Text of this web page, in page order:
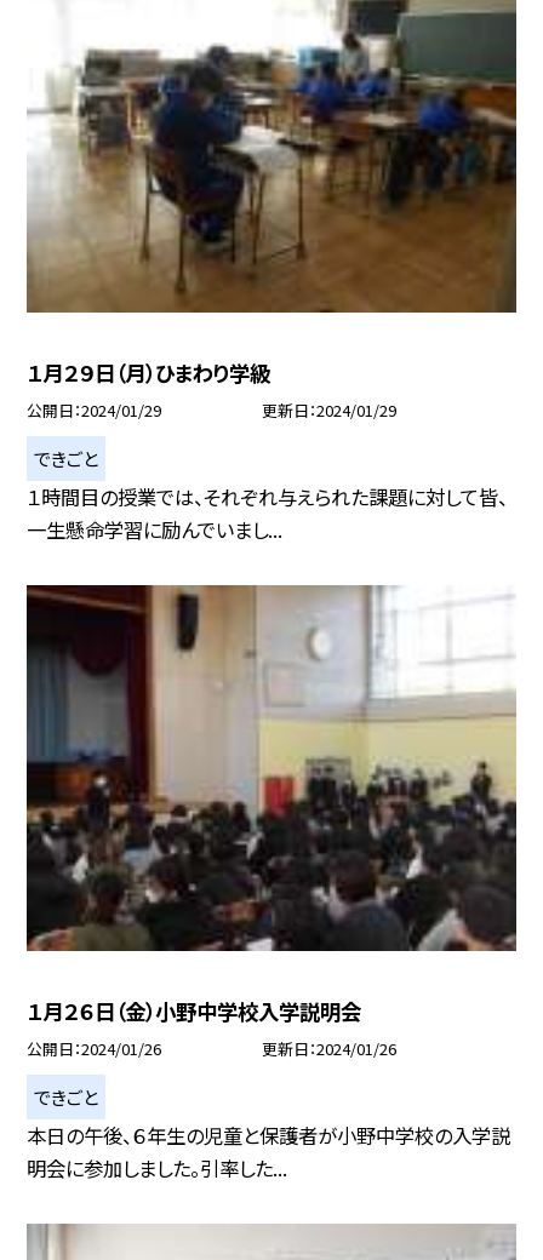
１月２９日（月）ひまわり学級
公開日 2024/01/29 更新日 2024/01/29
できごと
１時間目の授業では、それぞれ与えられた課題に対して皆、
一生懸命学習に励んでいまし...
１月２６日（金）小野中学校入学説明会
公開日 2024/01/26 更新日 2024/01/26
できごと
本日の午後、６年生の児童と保護者が小野中学校の入学説
明会に参加しました。引率した...